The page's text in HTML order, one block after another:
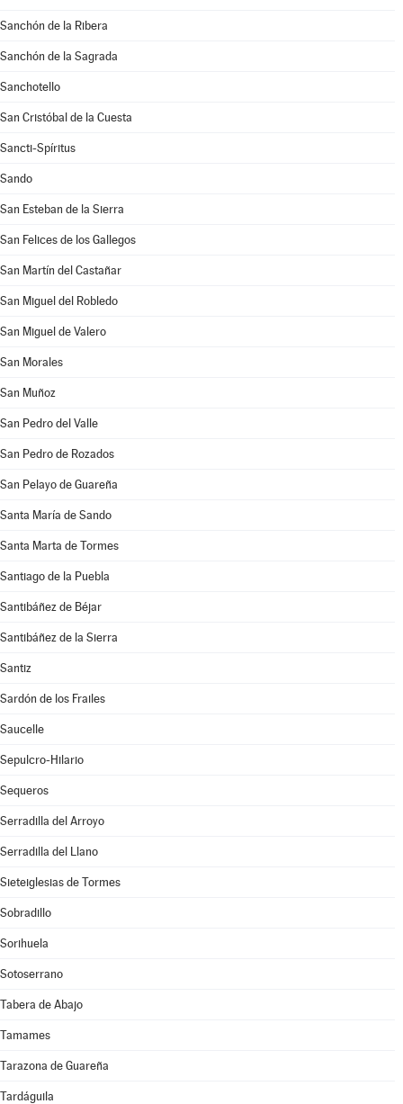
Sanchón de la Ribera
Sanchón de la Sagrada
Sanchotello
San Cristóbal de la Cuesta
Sancti-Spíritus
Sando
San Esteban de la Sierra
San Felices de los Gallegos
San Martín del Castañar
San Miguel del Robledo
San Miguel de Valero
San Morales
San Muñoz
San Pedro del Valle
San Pedro de Rozados
San Pelayo de Guareña
Santa María de Sando
Santa Marta de Tormes
Santiago de la Puebla
Santibáñez de Béjar
Santibáñez de la Sierra
Santiz
Sardón de los Frailes
Saucelle
Sepulcro-Hilario
Sequeros
Serradilla del Arroyo
Serradilla del Llano
Sieteiglesias de Tormes
Sobradillo
Sorihuela
Sotoserrano
Tabera de Abajo
Tamames
Tarazona de Guareña
Tardáguila